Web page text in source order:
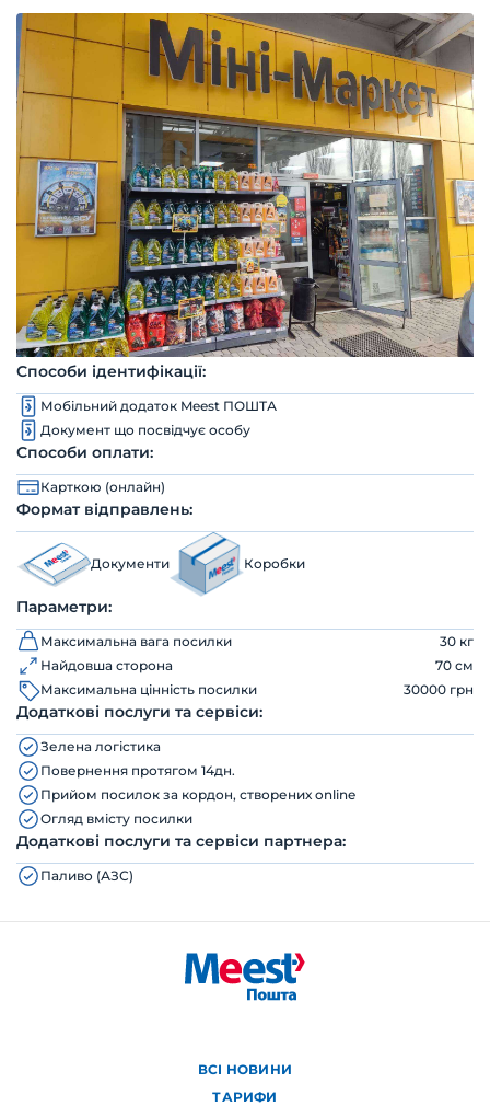
Способи ідентифікації:
Мобільний додаток Meest ПОШТА
Документ що посвідчує особу
Способи оплати:
Карткою (онлайн)
Формат відправлень:
Документи Коробки
Параметри:
Максимальна вага посилки
30 кг
Найдовша сторона
70 см
Максимальна цінність посилки
30000 грн
Додаткові послуги та сервіси:
Зелена логістика
Повернення протягом 14дн.
Прийом посилок за кордон, створених online
Огляд вмісту посилки
Додаткові послуги та сервіси партнера:
Паливо (АЗС)
ВСІ НОВИНИ
ТАРИФИ